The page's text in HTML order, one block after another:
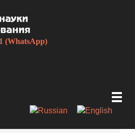
(WhatsApp)